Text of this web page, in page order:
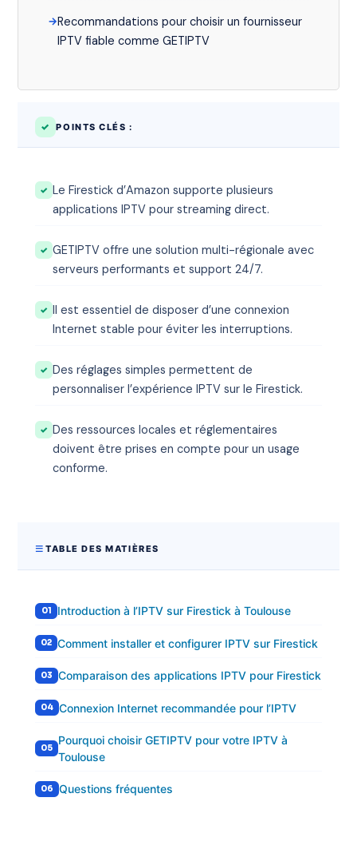
Recommandations pour choisir un fournisseur
IPTV fiable comme GETIPTV
POINTS CLÉS :
Le Firestick d’Amazon supporte plusieurs
applications IPTV pour streaming direct.
GETIPTV offre une solution multi-régionale avec
serveurs performants et support 24/7.
Il est essentiel de disposer d’une connexion
Internet stable pour éviter les interruptions.
Des réglages simples permettent de
personnaliser l’expérience IPTV sur le Firestick.
Des ressources locales et réglementaires
doivent être prises en compte pour un usage
conforme.
TABLE DES MATIÈRES
Introduction à l’IPTV sur Firestick à Toulouse
Comment installer et configurer IPTV sur Firestick
Comparaison des applications IPTV pour Firestick
Connexion Internet recommandée pour l’IPTV
Pourquoi choisir GETIPTV pour votre IPTV à
Toulouse
Questions fréquentes